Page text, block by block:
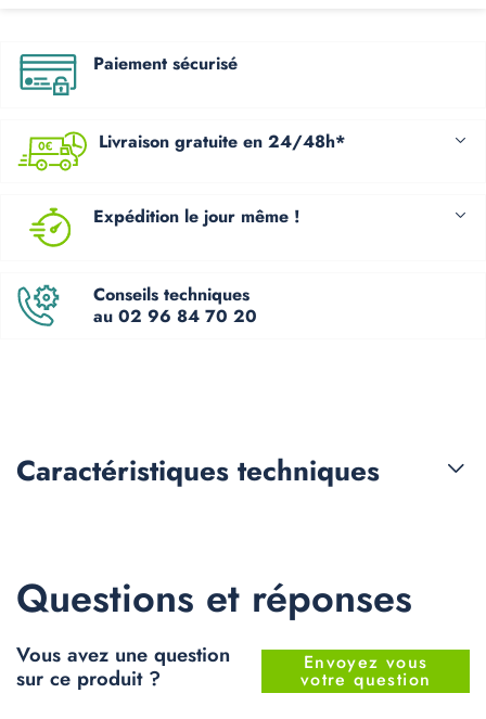
Paiement sécurisé
Livraison gratuite en 24/48h*
Expédition le jour même !
Conseils techniques
au 02 96 84 70 20
Caractéristiques techniques
Questions et réponses
Vous avez une question
sur ce produit ?
Envoyez vous
votre question